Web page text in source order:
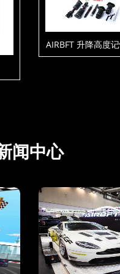
AIRBFT 升降高度
制套件V4-P3-
闻中心